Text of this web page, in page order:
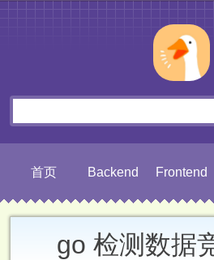
首页 Backend Frontend
go 检测数据